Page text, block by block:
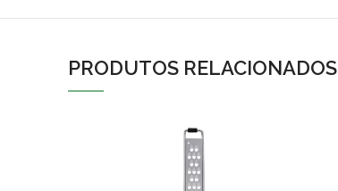
PRODUTOS RELACIONADOS